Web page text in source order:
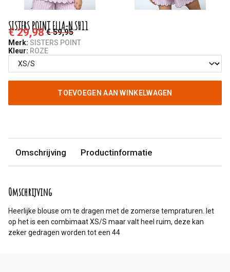
SISTERS POINT ELLA-N.SH11
€ 29,98 € 59,95
Merk: SISTERS POINT
Kleur: ROZE
TOEVOEGEN AAN WINKELWAGEN
Omschrijving Productinformatie
Omschrijving
Heerlijke blouse om te dragen met de zomerse tempraturen. let
op het is een combimaat XS/S maar valt heel ruim, deze kan
zeker gedragen worden tot een 44